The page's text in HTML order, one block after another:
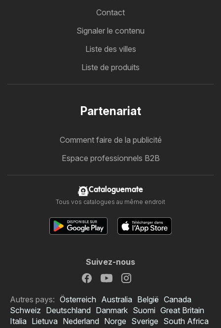
Contact
Signaler le contenu
Liste des villes
Liste de produits
Partenariat
Comment faire de la publicité
Espace professionnels B2B
Cataloguemate
Tous vos catalogues au même endroit
Suivez-nous
Autres pays: Österreich Australia België Canada
Schweiz Deutschland Danmark Suomi Great Britain
Italia Lietuva Nederland Norge Sverige South Africa